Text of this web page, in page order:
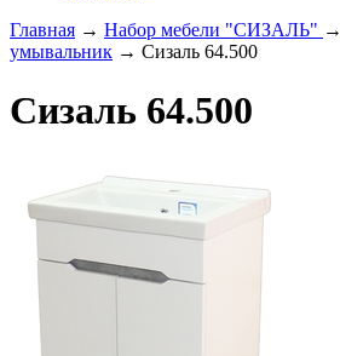
Главная → Набор мебели "СИЗАЛЬ" →
умывальник → Сизаль 64.500
Сизаль 64.500